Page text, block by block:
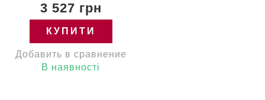
3 527 грн
КУПИТИ
Добавить в сравнение
В наявності